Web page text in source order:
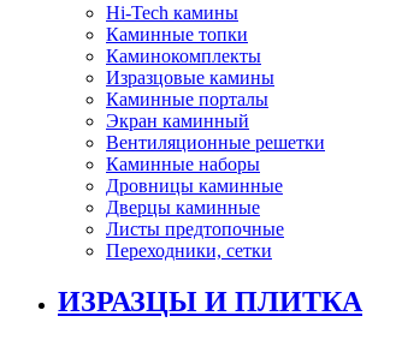
Hi-Tech камины
Каминные топки
Каминокомплекты
Изразцовые камины
Каминные порталы
Экран каминный
Вентиляционные решетки
Каминные наборы
Дровницы каминные
Дверцы каминные
Листы предтопочные
Переходники, сетки
ИЗРАЗЦЫ И ПЛИТКА